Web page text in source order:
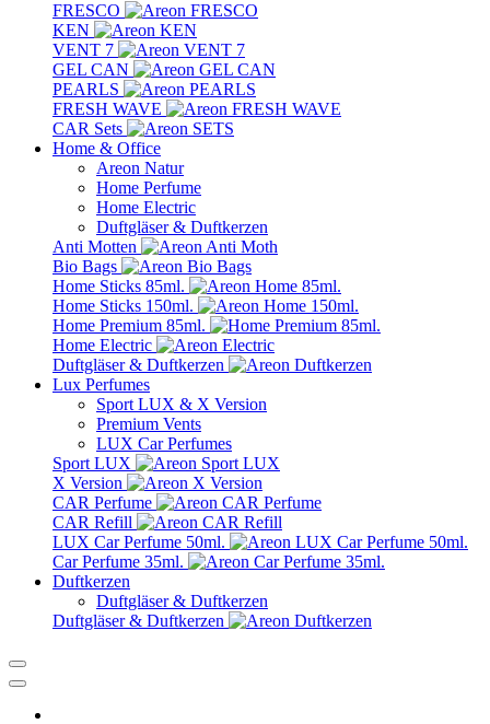
FRESCO
KEN
VENT 7
GEL CAN
PEARLS
FRESH WAVE
CAR Sets
Home & Office
Areon Natur
Home Perfume
Home Electric
Duftgläser & Duftkerzen
Anti Motten
Bio Bags
Home Sticks 85ml.
Home Sticks 150ml.
Home Premium 85ml.
Home Electric
Duftgläser & Duftkerzen
Lux Perfumes
Sport LUX & X Version
Premium Vents
LUX Car Perfumes
Sport LUX
X Version
CAR Perfume
CAR Refill
LUX Car Perfume 50ml.
Car Perfume 35ml.
Duftkerzen
Duftgläser & Duftkerzen
Duftgläser & Duftkerzen